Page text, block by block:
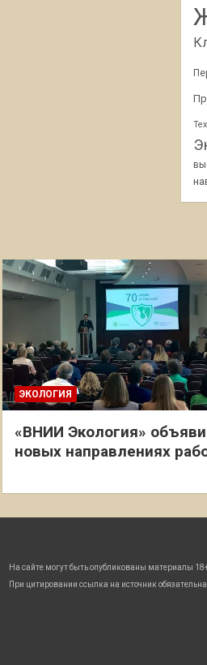
ЭКОЛОГИЯ
«ВНИИ Экология»
новых направлениях
На сайте могут быть опубликованы материалы
При цитировании ссылка на источник обязательна.